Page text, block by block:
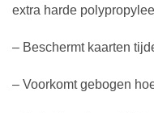
extra harde
– Beschermt kaarten
– Voorkomt gebogen